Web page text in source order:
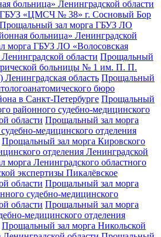
больница» Ленинградской области
ГБУЗ «ЦМСЧ № 38» г. Сосновый Бор
Прощальный зал морга ГБУЗ ЛО
больница» Ленинградской
морга ГБУЗ ЛО «Волосовская
области Прощальный
больницы № 1 им. П. П.
область Прощальный
бюро
в Санкт-Петербурге Прощальный
районного судебно-медицинского
области Прощальный зал морга
медицинского отделения
Прощальный зал морга Кировского
отделения Ленинградской
морга Ленинградского областного
экспертизы Пикалёвское
области Прощальный зал морга
судебно-медицинского
области Прощальный зал морга
медицинского отделения
Прощальный зал морга Никольской